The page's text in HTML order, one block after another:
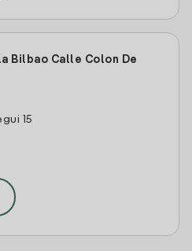
Bilbao Calle Colon De
15